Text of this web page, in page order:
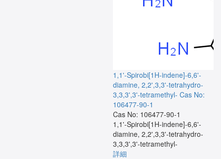
1,1'-Spirobi[1H-indene]-6,6'-
diamine, 2,2',3,3'-tetrahydro-
3,3,3',3'-tetramethyl- Cas No:
106477-90-1
Cas No: 106477-90-1
1,1'-Spirobi[1H-indene]-6,6'-
diamine, 2,2',3,3'-tetrahydro-
3,3,3',3'-tetramethyl-
詳細